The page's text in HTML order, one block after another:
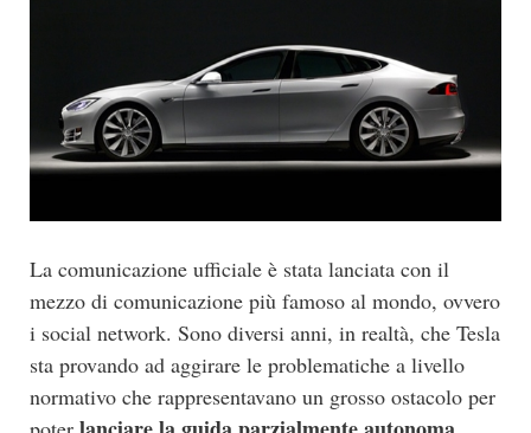
La comunicazione ufficiale è stata lanciata con il
mezzo di comunicazione più famoso al mondo, ovvero
i social network. Sono diversi anni, in realtà, che Tesla
sta provando ad aggirare le problematiche a livello
normativo che rappresentavano un grosso ostacolo per